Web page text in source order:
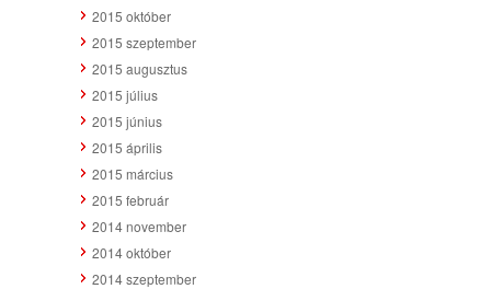
2015 október
2015 szeptember
2015 augusztus
2015 július
2015 június
2015 április
2015 március
2015 február
2014 november
2014 október
2014 szeptember